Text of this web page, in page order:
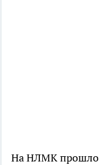
На НЛМК прошло